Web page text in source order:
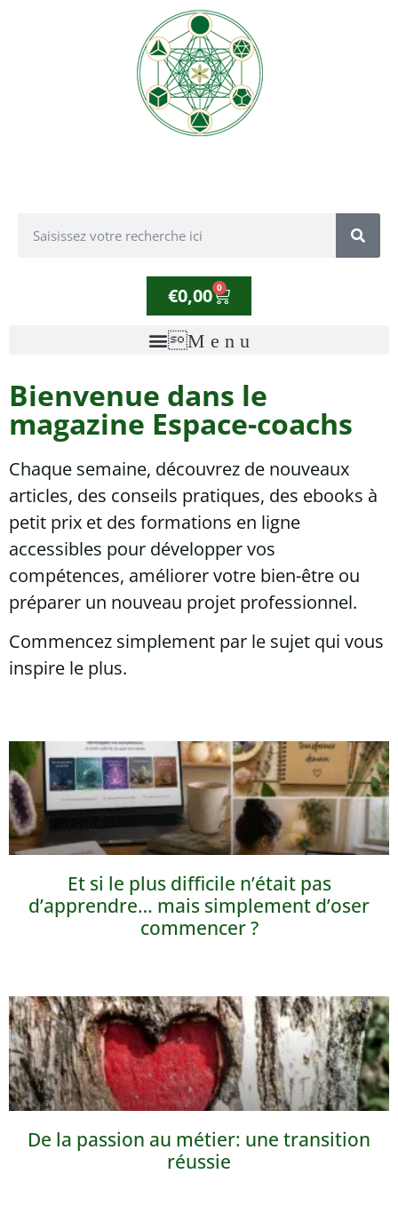
€0,00 0
Bienvenue dans le
magazine Espace-coachs
Chaque semaine, découvrez de nouveaux
articles, des conseils pratiques, des ebooks à
petit prix et des formations en ligne
accessibles pour développer vos
compétences, améliorer votre bien-être ou
préparer un nouveau projet professionnel.
Commencez simplement par le sujet qui vous
inspire le plus.
Et si le plus difficile n’était pas
d’apprendre… mais simplement d’oser
commencer ?
De la passion au métier: une transition
réussie